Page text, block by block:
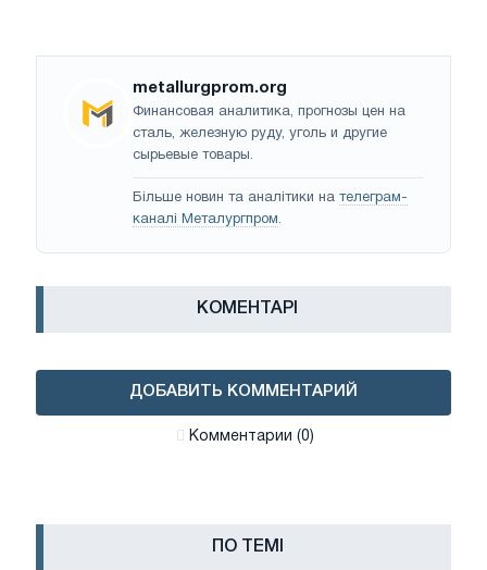
metallurgprom.org
Финансовая аналитика, прогнозы цен на
сталь, железную руду, уголь и другие
сырьевые товары.
Більше новин та аналітики на телеграм-
каналі Металургпром.
КОМЕНТАРІ
ДОБАВИТЬ КОММЕНТАРИЙ
Комментарии (0)
ПО ТЕМІ